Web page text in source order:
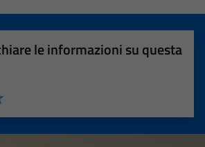
le informazioni su questa
5 stelle su 5
stelle su 5
su 5
su 5